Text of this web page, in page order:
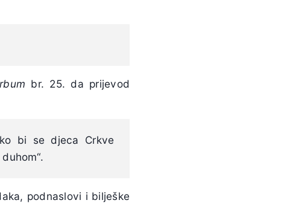
br. 25. da prijevod
bi se djeca Crkve
podnaslovi i bilješke